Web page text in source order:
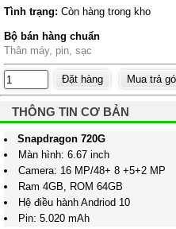
Tình trạng: Còn hàng trong kho
Bộ bán hàng chuẩn
Thân máy, pin, sạc
THÔNG TIN CƠ BẢN
Snapdragon 720G
Màn hình: 6.67 inch
Camera: 16 MP/48+ 8 +5+2 MP
Ram 4GB, ROM 64GB
Hệ điều hành Andriod 10
Pin: 5.020 mAh